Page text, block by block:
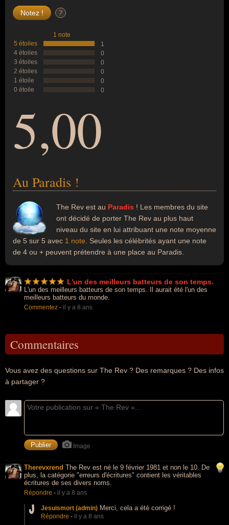
?
1 note
5 étoiles
1
4 étoiles
0
3 étoiles
0
2 étoiles
0
1 étoile
0
0 étoile
0
5,00
Au Paradis !
The Rev est au Paradis ! Les membres du site
ont décidé de porter The Rev au plus haut
niveau du site en lui attribuant une note moyenne
de 5 sur 5 avec 1 note . Seules les célébrités ayant une note
de 4 ou + peuvent prétendre à une place au Paradis.
L'un des meilleurs batteurs de son temps.
L'un des meilleurs batteurs de son temps. Il aurait été l'un des
meilleurs batteurs du monde.
Commentez - il y a 8 ans
Commentaires
Vous avez des questions sur The Rev ? Des remarques ? Des infos
à partager ?
Image
Therevxrend The Rev est né le 9 février 1981 et non le 10. De
plus, la catégorie "erreurs d'écritures" contient les véritables
écritures de ses divers noms.
Répondre - il y a 8 ans
Jesuismort (admin) Merci, cela a été corrigé !
Répondre - il y a 8 ans